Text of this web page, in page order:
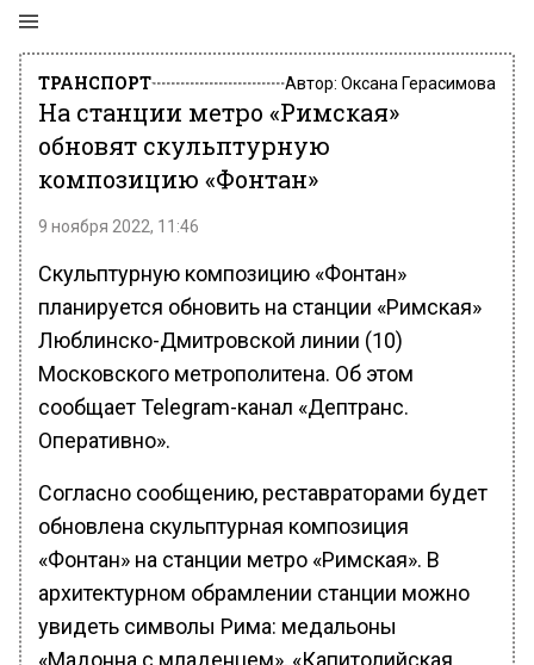
ТРАНСПОРТ Автор: Оксана Герасимова
На станции метро «Римская»
обновят скульптурную
композицию «Фонтан»
9 ноября 2022, 11:46
Скульптурную композицию «Фонтан»
планируется обновить на станции «Римская»
Люблинско-Дмитровской линии (10)
Московского метрополитена. Об этом
сообщает Telegram-канал «Дептранс.
Оперативно».
Согласно сообщению, реставраторами будет
обновлена скульптурная композиция
«Фонтан» на станции метро «Римская». В
архитектурном обрамлении станции можно
увидеть символы Рима: медальоны
«Мадонна с младенцем», «Капитолийская